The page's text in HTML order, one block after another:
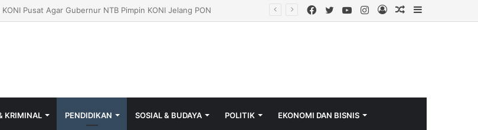
Saat Tutup Gerbang, Kadisperindag: Khusus Pemilik Barcode Resmi Sidebar
Random
Log
Instagram
YouTube
Twitter
Facebook
KRIMINAL PENDIDIKAN SOSIAL & BUDAYA POLITIK EKONOMI DAN BISNIS